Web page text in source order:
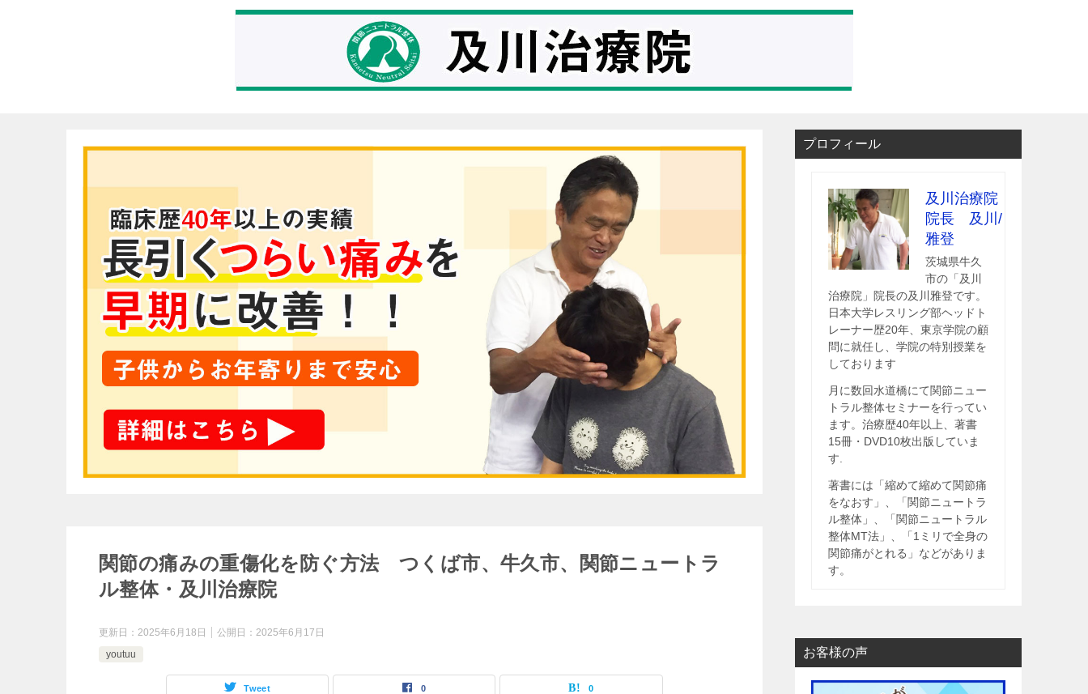
関節の痛みの重傷化を防ぐ方法 つくば市、牛久市、関節ニュートラ
ル整体・及川治療院
更新日： 2025年6月18日 公開日： 2025年6月17日
youtuu
Tweet 0 0
プロフィール
及川治療院
院長 及川/
雅登
茨城県牛久
市の「及川
治療院」院長の及川雅登です。
日本大学レスリング部ヘッドト
レーナー歴20年、東京学院の顧
問に就任し、学院の特別授業を
しております
月に数回水道橋にて関節ニュー
トラル整体セミナーを行ってい
ます。治療歴40年以上、著書
15冊・DVD10枚出版していま
す.
著書には「縮めて縮めて関節痛
をなおす」、「関節ニュートラ
ル整体」、「関節ニュートラル
整体MT法」、「1ミリで全身の
関節痛がとれる」などがありま
す。
お客様の声